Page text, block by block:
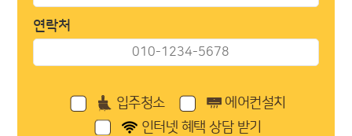
연락처
입주청소
에어컨설치
인터넷 혜택 상담 받기